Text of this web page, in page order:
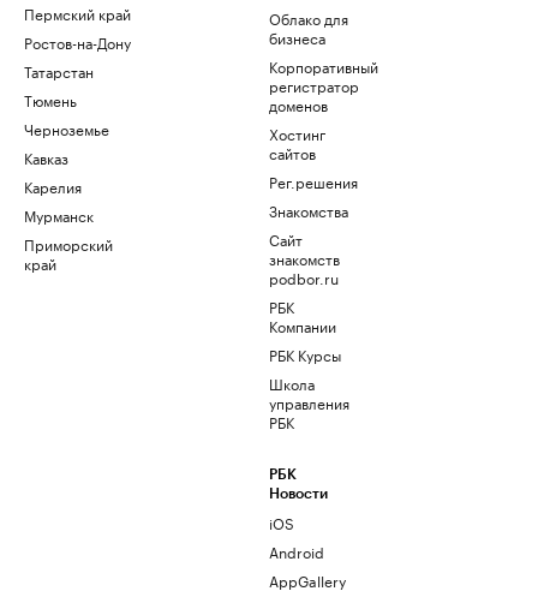
Пермский край
Ростов-на-Дону
Татарстан
Тюмень
Черноземье
Кавказ
Карелия
Мурманск
Приморский
край
Облако для
бизнеса
Корпоративный
регистратор
доменов
Хостинг
сайтов
Рег.решения
Знакомства
Сайт
знакомств
podbor.ru
РБК
Компании
РБК Курсы
Школа
управления
РБК
РБК
Новости
iOS
Android
AppGallery